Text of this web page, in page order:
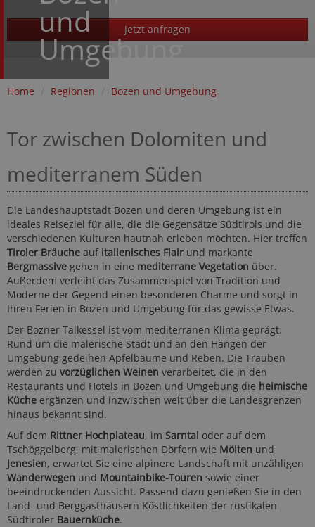
und
Umgebung
Jetzt anfragen
Home / Regionen / Bozen und Umgebung
Tor zwischen Dolomiten und
mediterranem Süden
Die Landeshauptstadt Bozen und deren Umgebung ist ein
ideales Reiseziel für alle, die die Gegensätze Südtirols und die
verschiedenen Kulturen hautnah erleben möchten. Hier treffen
Tiroler Bräuche auf italienisches Flair und markante
Bergmassive gehen in eine mediterrane Vegetation über.
Außerdem verleiht das Zusammenspiel von Tradition und
Moderne der Gegend einen besonderen Charme und sorgt in
Ihren Ferien in Bozen und Umgebung für das gewisse Etwas.
Der Bozner Talkessel ist vom mediterranen Klima geprägt.
Rund um die malerische Stadt und an den Hängen der
Umgebung gedeihen Apfelbäume und Reben. Die Trauben
werden zu vorzüglichen Weinen verarbeitet, die in den
Restaurants und Hotels in Bozen und Umgebung die heimische
Küche ergänzen und inzwischen weit über die Landesgrenzen
hinaus bekannt sind.
Auf dem Rittner Hochplateau, im Sarntal oder auf dem
Tschöggelberg, mit malerischen Dörfern wie Mölten und
Jenesien, erwartet Sie eine alpinere Landschaft mit unzähligen
Wanderwegen und Mountainbike-Touren sowie einer
beeindruckenden Aussicht. Passend dazu genießen Sie in den
Land- und Berggasthäusern Köstlichkeiten der rustikalen
Südtiroler Bauernküche.